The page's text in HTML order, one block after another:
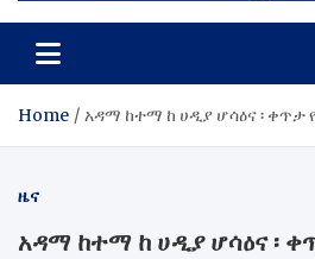
Home አዳማ ከተማ ከ ሀዲያ ሆሳዕና ፡ ቀጥታ
ዜና
አዳማ ከተማ ከ ሀዲያ ሆሳዕና ፡